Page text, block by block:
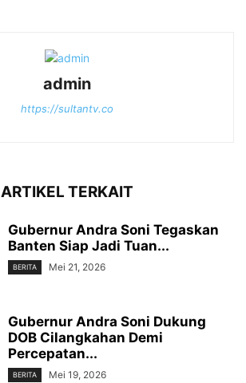
admin
https://sultantv.co
ARTIKEL TERKAIT
Gubernur ‎Andra Soni Tegaskan
Banten Siap Jadi Tuan...
BERITA Mei 21, 2026
‎Gubernur Andra Soni Dukung
DOB Cilangkahan Demi
Percepatan...
BERITA Mei 19, 2026